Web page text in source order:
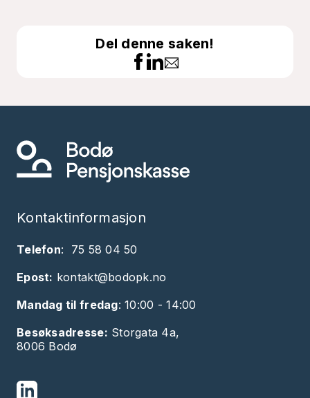
Del denne saken!
Kontaktinformasjon
Telefon: 75 58 04 50
Epost: kontakt@bodopk.no
Mandag til fredag: 10:00 - 14:00
Besøksadresse: Storgata 4a,
8006 Bodø